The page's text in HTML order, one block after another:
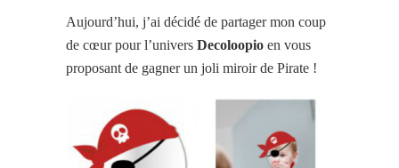
Aujourd’hui, j’ai décidé de partager mon coup
de cœur pour l’univers Decoloopio en vous
proposant de gagner un joli miroir de Pirate !